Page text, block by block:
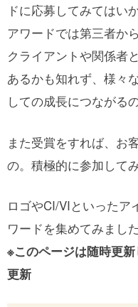
ドに応募してみてはい
アワードでは第三者か
クライアントや関係者
あるかも知れず、様々
しての成長につながる
また受賞をすれば、お
の。積極的に参加して
ロゴやCI/VIといったア
ワードを集めてみました
※このページは随時更
更新